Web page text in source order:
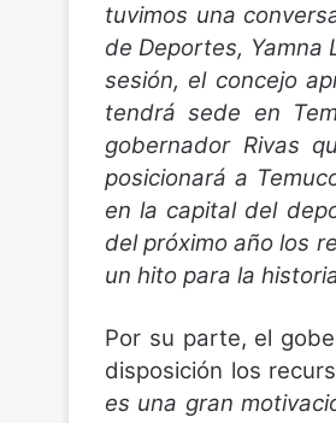
tuvimos una
de Deportes, Yamna
sesión, el concejo
tendrá sede en
gobernador Rivas
posicionará a
en la capital del
del próximo año los
un hito para la
Por su parte, el
disposición los
es una gran